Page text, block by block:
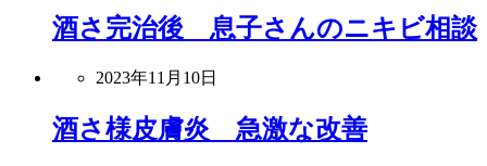
酒さ完治後 息子さんのニキビ相談
2023年11月10日
酒さ様皮膚炎 急激な改善